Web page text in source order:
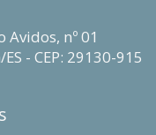
nº 01
- CEP: 29130-915